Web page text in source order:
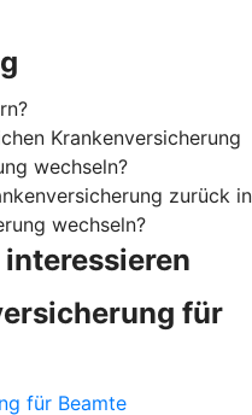
Krankenversicherung
wechseln?
zurück in
wechseln?
interessieren
für
für Beamte